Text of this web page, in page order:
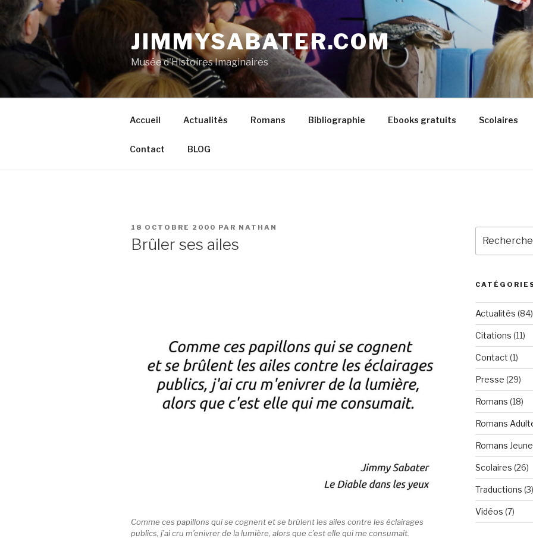
Aller
contenu
principal
JIMMYSABATER.COM
Musée d'Histoires Imaginaires
Accueil Actualités Romans Bibliographie Ebooks gratuits Scolaires
Contact BLOG
PUBLIÉ
18 OCTOBRE 2000 PAR NATHAN
Brûler ses ailes
Comme ces papillons qui se cognent et se brûlent les ailes contre les éclairages
publics, j’ai cru m’enivrer de la lumière, alors que c’est elle qui me consumait.
pour
:
Actualités (84)
Citations (11)
Contact (1)
Presse (29)
Romans (18)
Romans
Romans
Scolaires (26)
Traductions (3)
Vidéos (7)